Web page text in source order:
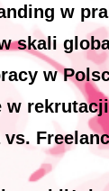
w
skali
w
w rekrutacji